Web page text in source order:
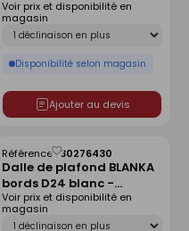
bords A15/24 blanc -
600x600x12mm
Déclinaison
Disponibilité selon magasin
Voir prix et disponibilité en
magasin
Ajouter au devis
Dalle de plafond BLANKA
bords D24 blanc -
600x600x20mm
Référence :30276430
Déclinaison
Voir prix et disponibilité en
magasin
Enregistrer
comme
liste